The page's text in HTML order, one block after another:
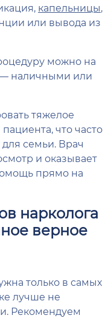
капельницы,
или вывода из
можно на
наличными или
тяжелое
что часто
семьи. Врач
и оказывает
прямо на
нарколога
верное
только в самых
лучше не
Рекомендуем